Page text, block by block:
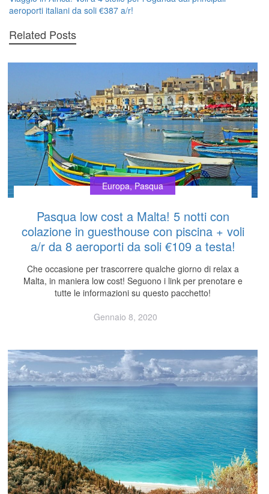
articoli
aeroporti italiani da soli €387 a/r!
Related Posts
Europa,Pasqua
Pasqua low cost a Malta! 5 notti con
colazione in guesthouse con piscina + voli
a/r da 8 aeroporti da soli €109 a testa!
Che occasione per trascorrere qualche giorno di relax a
Malta, in maniera low cost! Seguono i link per prenotare e
tutte le informazioni su questo pacchetto!
Gennaio 8, 2020